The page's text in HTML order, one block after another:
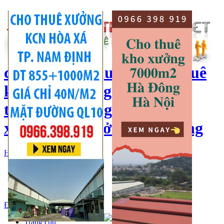
cho thuê kho xưởng, cho thuê
kho, kho xưởng hà nội, cho
thuê nhà xưởng, cho thuê
xưởng, kho xưởng hải dương
Hotline:
0966 398 919
Đăng ký
Đăng tin bán/cho thuê
Trang chủ